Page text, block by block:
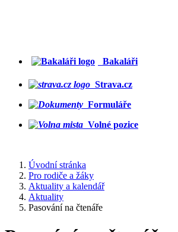
Bakaláři
Strava.cz
Formuláře
Volné pozice
Úvodní stránka
Pro rodiče a žáky
Aktuality a kalendář
Aktuality
Pasování na čtenáře